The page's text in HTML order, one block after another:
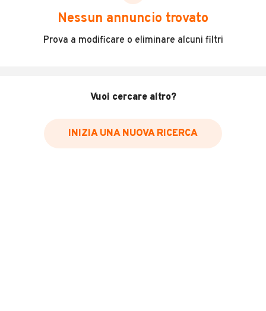
scegliere in modo trasparente e sicuro, come:
Incidenti in cui è stato coinvolto il veicolo
Data e luogo delle revisioni effettuate
Inserisci il numero di targa per verificare la disponibilità
Nessun annuncio trovato
Prova a modificare o eliminare alcuni filtri
Vuoi cercare altro?
INIZIA UNA NUOVA RICERCA